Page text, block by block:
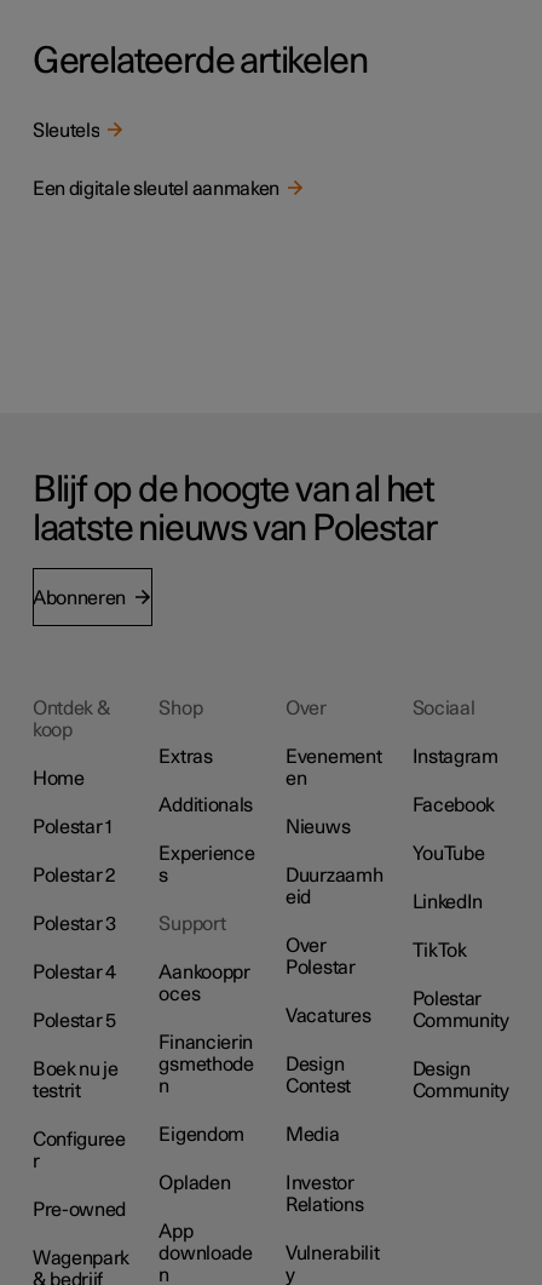
Gerelateerde artikelen
Sleutels
Een digitale sleutel aanmaken
Blijf op de hoogte van al het
laatste nieuws van Polestar
Abonneren
Ontdek &
koop
Home
Polestar 1
Polestar 2
Polestar 3
Polestar 4
Polestar 5
Boek nu je
testrit
Configuree
r
Pre-owned
Wagenpark
& bedrijf
Shop
Extras
Additionals
Experience
s
Support
Aankooppr
oces
Financierin
gsmethode
n
Eigendom
Opladen
App
downloade
n
Over
Evenement
en
Nieuws
Duurzaamh
eid
Over
Polestar
Vacatures
Design
Contest
Media
Investor
Relations
Vulnerabilit
y
Sociaal
Instagram
Facebook
YouTube
LinkedIn
TikTok
Polestar
Community
Design
Community